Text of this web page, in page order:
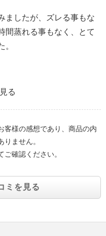
ましたが、ズレる事もな
間蒸れる事もなく、とて
。
る
客様の感想であり、商品の内
ません。
確認ください。
ミを見る